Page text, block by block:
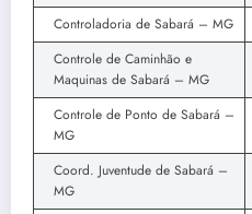
Controladoria de Sabará – MG
Controle de Caminhão e
Maquinas de Sabará – MG
Controle de Ponto de Sabará –
MG
Coord. Juventude de Sabará –
MG